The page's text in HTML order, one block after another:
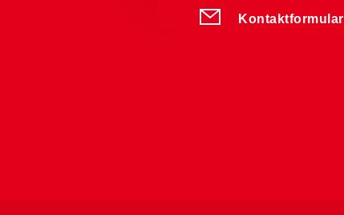
Kontaktformular